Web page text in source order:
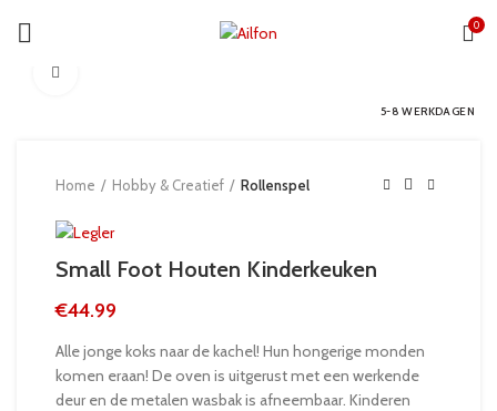
0
5-8 WERKDAGEN
Home Hobby & Creatief Rollenspel
Small Foot Houten Kinderkeuken
€44.99
Alle jonge koks naar de kachel! Hun hongerige monden
komen eraan! De oven is uitgerust met een werkende
deur en de metalen wasbak is afneembaar. Kinderen